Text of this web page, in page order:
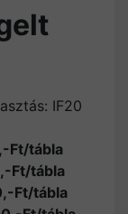
IF20
Ft/tábla
Ft/tábla
Ft/tábla